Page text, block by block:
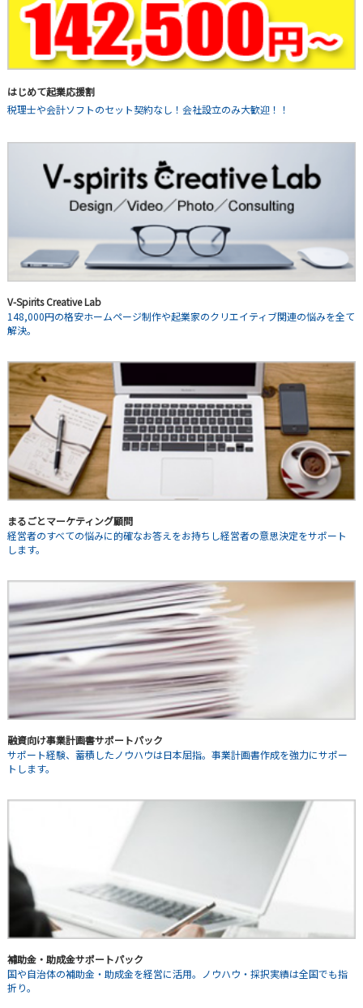
はじめて起業応援割
税理士や会計ソフトのセット契約なし！会社設立のみ大歓迎！！
V-Spirits Creative Lab
148,000円の格安ホームページ制作や起業家のクリエイティブ関連の悩みを全て
解決。
まるごとマーケティング顧問
経営者のすべての悩みに的確なお答えをお持ちし経営者の意思決定をサポート
します。
融資向け事業計画書サポートパック
サポート経験、蓄積したノウハウは日本屈指。事業計画書作成を強力にサポー
トします。
補助金・助成金サポートパック
国や自治体の補助金・助成金を経営に活用。ノウハウ・採択実績は全国でも指
折り。